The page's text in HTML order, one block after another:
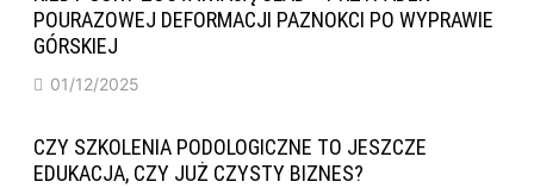
POURAZOWEJ DEFORMACJI PAZNOKCI PO WYPRAWIE
GÓRSKIEJ
01/12/2025
CZY SZKOLENIA PODOLOGICZNE TO JESZCZE
EDUKACJA, CZY JUŻ CZYSTY BIZNES?